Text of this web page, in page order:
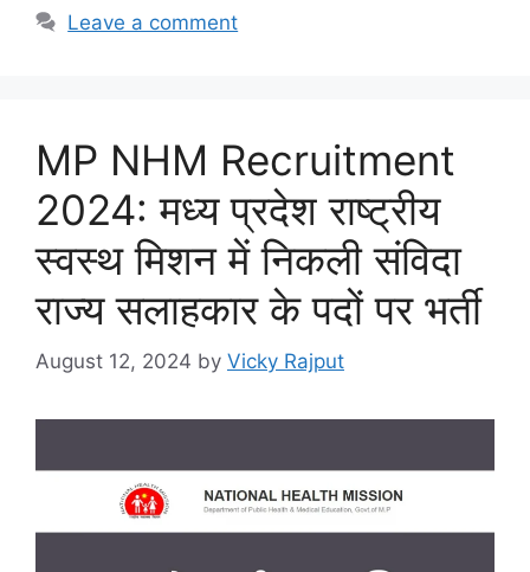
Leave a comment
MP NHM Recruitment
2024: मध्य प्रदेश राष्ट्रीय
स्वस्थ मिशन में निकली संविदा
राज्य सलाहकार के पदों पर भर्ती
August 12, 2024 by Vicky Rajput